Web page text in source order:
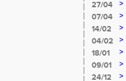
27/04
>
07/04
>
14/02
>
04/02
>
18/01
>
09/01
>
24/12
>